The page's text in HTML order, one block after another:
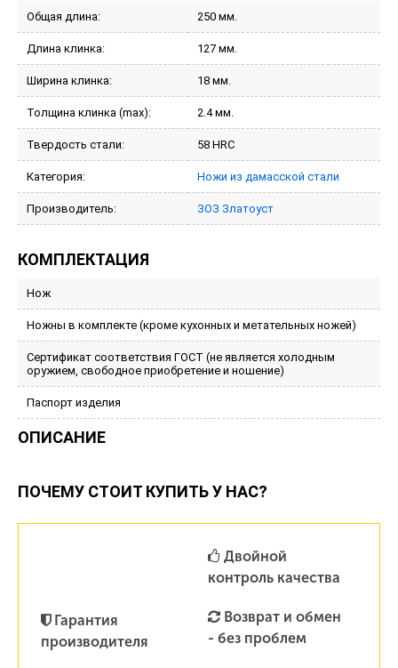
Общая длина: 250 мм.
Длина клинка: 127 мм.
Ширина клинка: 18 мм.
Толщина клинка (max): 2.4 мм.
Твердость стали: 58 HRC
Категория: Ножи из дамасской стали
Производитель: ЗОЗ Златоуст
КОМПЛЕКТАЦИЯ
Нож
Ножны в комплекте (кроме кухонных и метательных ножей)
Сертификат соответствия ГОСТ (не является холодным
оружием, свободное приобретение и ношение)
Паспорт изделия
ОПИСАНИЕ
ПОЧЕМУ СТОИТ КУПИТЬ У НАС?
Гарантия
производителя
Двойной
контроль качества
Возврат и обмен
- без проблем